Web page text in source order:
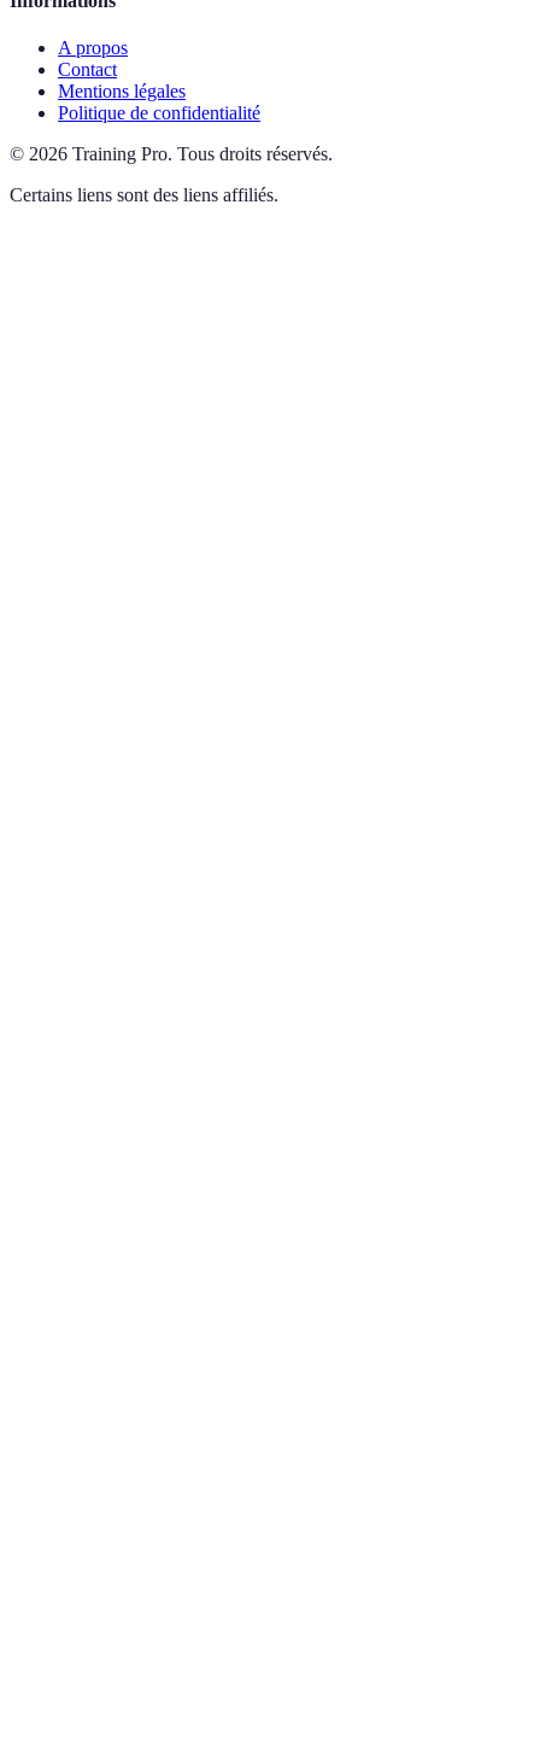
A propos
Contact
Mentions légales
Politique de confidentialité
© 2026 Training Pro. Tous droits réservés.
Certains liens sont des liens affiliés.